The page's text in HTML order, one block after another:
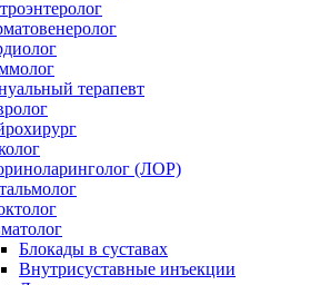
терапевт
(ЛОР)
Блокады в суставах
Внутрисуставные инъекции